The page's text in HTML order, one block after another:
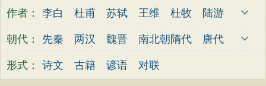
写雪
思念 爱情 思乡 离别
月亮
竹子
哲理 泰山 边塞
作者： 李白 杜甫 苏轼 王维 杜牧
陆游
李煜
元稹 韩愈 岑参 齐己
贾岛
皎然
许浑 罗隐 贯休 韦庄
屈原
朝代： 先秦 两汉 魏晋 南北朝 隋代
唐代
五代
宋代 金朝 元代
形式： 诗文 古籍 谚语 对联